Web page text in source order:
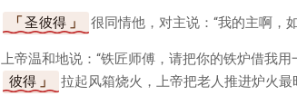
圣彼得 很同情他，对主说：“我的主啊，
上帝温和地说：“铁匠师傅，请把你的铁炉借我
彼得
拉起风箱烧火，上帝把老人推进炉火最